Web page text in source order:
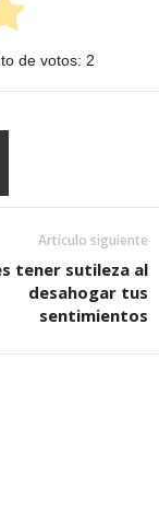
de votos: 2
Artículo siguiente
tener sutileza al
desahogar tus
sentimientos